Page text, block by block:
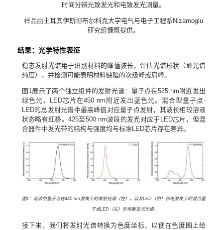
时间分辨光致发光和电致发光测量。
样品由土耳其伊斯坦布尔科克大学电气与电子工程系 Nizamoglu
研究组慷慨提供。
结果：光学特性表征
稳态发射光谱用于识别材料的峰值波长，评估光谱形状（即光谱
纯度），并检测可能表明材料缺陷的次级峰或肩峰。
图 1展示了两个独立组件的发射光谱：量子点在525 nm 附近发出
绿色光，
LED芯片在450 nm 附近发出蓝色光。混合型量子点-
LED的总发射光谱中最高峰值对应量子点发射，其波长相较溶液
状态略有红移。 425至500nm波段的发光对应于 LED芯片，但混
合器件中发光带的结构与强度均与标准LED芯片存在差异。
图1：溶液中量子点在440 nm激发下的发射光谱（左），以及LED（中）和电激发下的混合量
子点LED （右）的电致发光光谱。
接下来，我们将发射光谱转换为色度坐标，以便在色度图上绘